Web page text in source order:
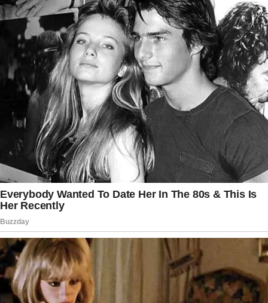
Por enquanto, o cenário permanece definido:
Ricardo Couto segue como governador interino
do Rio de Janeiro até nova manifestação do STF.
A expectativa agora gira em torno dos próximos
passos do plenário da Corte, que deverá avaliar
os argumentos apresentados pela Alerj e decidir
como ficará a condução do Executivo estadual
nos próximos meses.